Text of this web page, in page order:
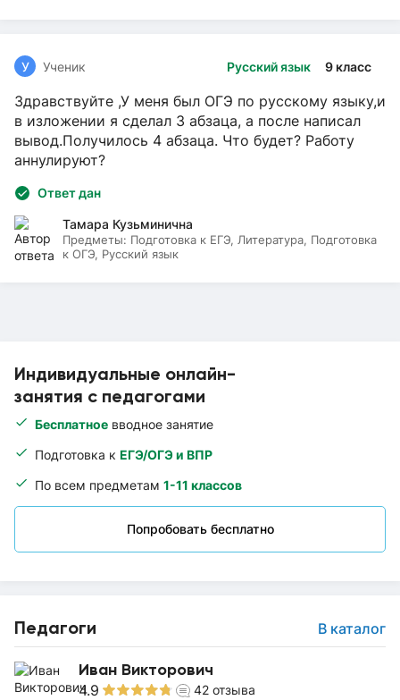
Индивидуальные онлайн-
занятия с педагогами
Бесплатное вводное занятие
Подготовка к ЕГЭ/ОГЭ и ВПР
По всем предметам 1-11 классов
Попробовать бесплатно
Педагоги В каталог
Иван Викторович
4.9 42 отзыва
Русский язык 9 класс
У Ученик
Здравствуйте ,У меня был ОГЭ по русскому языку,и
в изложении я сделал 3 абзаца, а после написал
вывод.Получилось 4 абзаца. Что будет? Работу
аннулируют?
Ответ дан
Тамара Кузьминична
Предметы: Подготовка к ЕГЭ, Литература, Подготовка
к ОГЭ, Русский язык